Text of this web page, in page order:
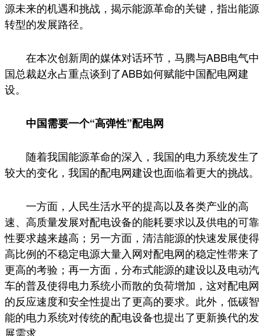
源未来的机遇和挑战，揭示能源革命的关键，指出能源
转型的发展路径。
在本次创新周的媒体对话环节，马腾与ABB电气中
国总裁赵永占重点谈到了ABB如何赋能中国配电网建
设。
中国需要一个“高弹性”配电网
随着我国能源革命的深入，我国的电力系统发生了
较大的变化，我国的配电网建设也面临着更大的挑战。
一方面，人民生活水平的提高以及各类产业的高
速、高质量发展对配电设备的能耗要求以及供电的可靠
性要求越来越高；另一方面，清洁能源的快速发展使得
高比例的不稳定电源大量入网对配电网的稳定性带来了
更高的考验；再一方面，分布式能源的建设以及电动汽
车的普及使得电力系统小而散的负荷增加，这对配电网
的反应速度和安全性提出了更高的要求。此外，低碳智
能的电力系统对传统的配电设备也提出了更新换代的发
展需求。